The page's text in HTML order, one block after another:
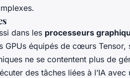
dans les processeurs
GPUs équipés de cœurs Tensor,
ne se contentent plus de
des tâches liées à l’IA